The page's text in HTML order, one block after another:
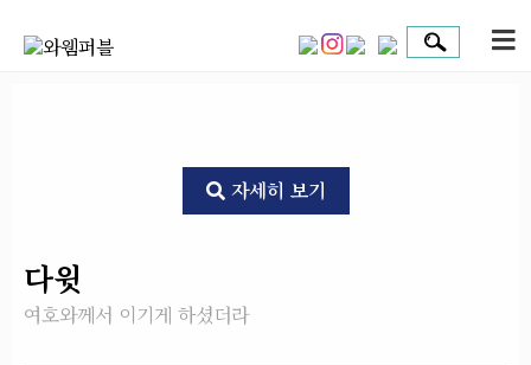
자세히 보기
다윗
여호와께서 이기게 하셨더라